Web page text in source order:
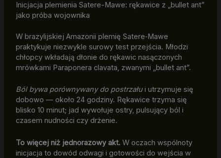
Inicjacja plemienia Satere-Mawe: rękawice z „bullet ant”
jako próba wojownika
W brazylijskiej Amazonii plemię Satere‑Mawe
praktykuje niezwykle surowy test przejścia. Młodzi
chłopcy wkładają dłonie do rękawic nasączonych
mrówkami Paraponera clavata, zwanymi „bullet ant”.
Ból bywa porównywany do postrzałui utrzymuje się
dobowo — około 24 godziny. Rękawice trzyma się
blisko 10 minut; jad wywołuje ostry, pulsujący ból i
czasem nudności czy drżenie.
To więcej niż jednorazowy akt.W oczach wspólnoty
inicjacja to dowód odwagi i gotowości do wejścia w